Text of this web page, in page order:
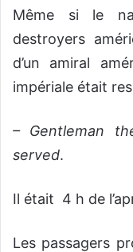
Même si le
destroyers
d’un amiral
impériale était
– Gentleman
served.
Il était 4 h de
Les passagers